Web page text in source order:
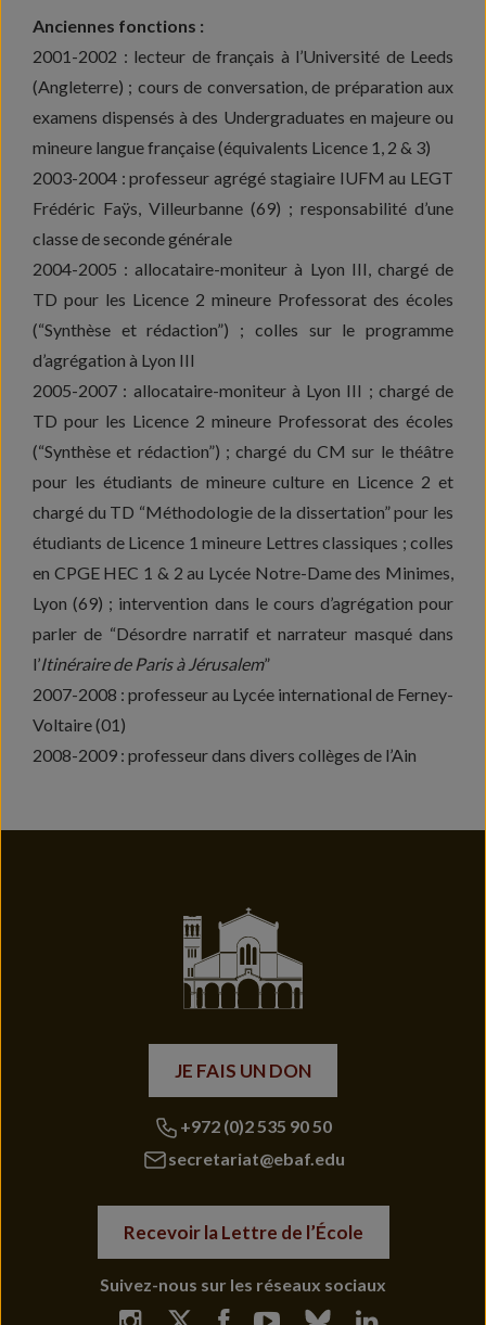
Anciennes fonctions :
2001-2002 : lecteur de français à l’Université de Leeds
(Angleterre) ; cours de conversation, de préparation aux
examens dispensés à des Undergraduates en majeure ou
mineure langue française (équivalents Licence 1, 2 & 3)
2003-2004 : professeur agrégé stagiaire IUFM au LEGT
Frédéric Faÿs, Villeurbanne (69) ; responsabilité d’une
classe de seconde générale
2004-2005 : allocataire-moniteur à Lyon III, chargé de
TD pour les Licence 2 mineure Professorat des écoles
(“Synthèse et rédaction”) ; colles sur le programme
d’agrégation à Lyon III
2005-2007 : allocataire-moniteur à Lyon III ; chargé de
TD pour les Licence 2 mineure Professorat des écoles
(“Synthèse et rédaction”) ; chargé du CM sur le théâtre
pour les étudiants de mineure culture en Licence 2 et
chargé du TD “Méthodologie de la dissertation” pour les
étudiants de Licence 1 mineure Lettres classiques ; colles
en CPGE HEC 1 & 2 au Lycée Notre-Dame des Minimes,
Lyon (69) ; intervention dans le cours d’agrégation pour
parler de “Désordre narratif et narrateur masqué dans
l’Itinéraire de Paris à Jérusalem”
2007-2008 : professeur au Lycée international de Ferney-
Voltaire (01)
2008-2009 : professeur dans divers collèges de l’Ain
JE FAIS UN DON
+972 (0)2 535 90 50
secretariat@ebaf.edu
Recevoir la Lettre de l’École
Suivez-nous sur les réseaux sociaux